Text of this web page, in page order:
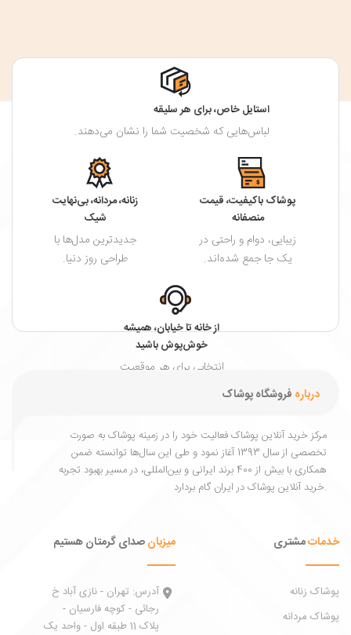
استایل خاص، برای هر سلیقه
لباس‌هایی که شخصیت شما را نشان می‌دهند.
پوشاک باکیفیت، قیمت
منصفانه
زیبایی، دوام و راحتی در
یک جا جمع شده‌اند.
زنانه، مردانه، بی‌نهایت
شیک
جدیدترین مدل‌ها با
طراحی روز دنیا.
از خانه تا خیابان، همیشه
خوش‌پوش باشید
انتخابی برای هر موقعیت
درباره فروشگاه پوشاک
مرکز خرید آنلاین پوشاک فعالیت خود را در زمینه پوشاک به ‌صورت
تخصصی از سال 1393 آغاز نمود و طی این سال‌ها توانسته ضمن
همکاری با بیش از 400 برند ایرانی و بین‌المللی، در مسیر بهبود تجربه
خرید آنلاین پوشاک در ایران گام بردارد.
خدماتمشتری
پوشاک زنانه
پوشاک مردانه
میزبانصدای گرمتان هستیم
آدرس: تهران - نازی آباد خ
رجائی - کوچه فارسیان -
پلاک 11 طبقه اول - واحد یک